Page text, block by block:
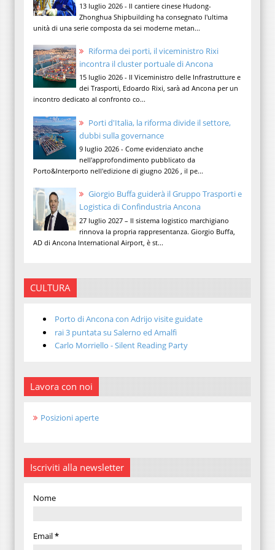
13 luglio 2026 - Il cantiere cinese Hudong-
Zhonghua Shipbuilding ha consegnato l'ultima
unità di una serie composta da sei moderne metan...
Riforma dei porti, il viceministro Rixi
incontra il cluster portuale di Ancona
15 luglio 2026 - Il Viceministro delle Infrastrutture e
dei Trasporti, Edoardo Rixi, sarà ad Ancona per un
incontro dedicato al confronto co...
Porti d'Italia, la riforma divide il settore,
dubbi sulla governance
9 luglio 2026 - Come evidenziato anche
nell'approfondimento pubblicato da
Porto&Interporto nell'edizione di giugno 2026 , il pe...
Giorgio Buffa guiderà il Gruppo Trasporti e
Logistica di Confindustria Ancona
27 luglio 2027 – Il sistema logistico marchigiano
rinnova la propria rappresentanza. Giorgio Buffa,
AD di Ancona International Airport, è st...
CULTURA
Porto di Ancona con Adrijo visite guidate
rai 3 puntata su Salerno ed Amalfi
Carlo Morriello - Silent Reading Party
Lavora con noi
Posizioni aperte
Iscriviti alla newsletter
Nome
Email*